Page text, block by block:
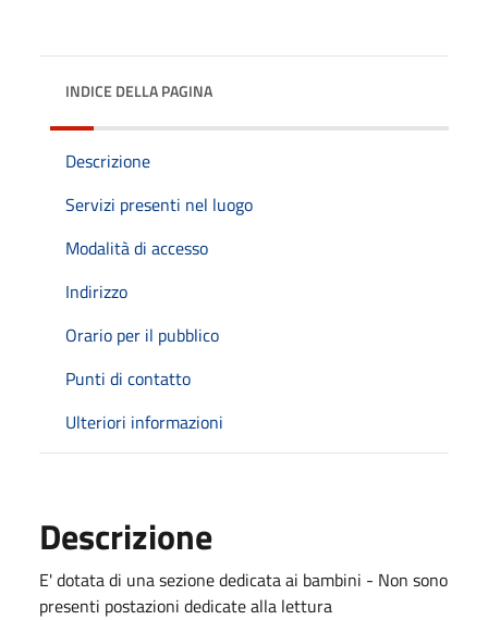
INDICE DELLA PAGINA
Descrizione
Servizi presenti nel luogo
Modalità di accesso
Indirizzo
Orario per il pubblico
Punti di contatto
Ulteriori informazioni
Descrizione
E' dotata di una sezione dedicata ai bambini - Non sono
presenti postazioni dedicate alla lettura